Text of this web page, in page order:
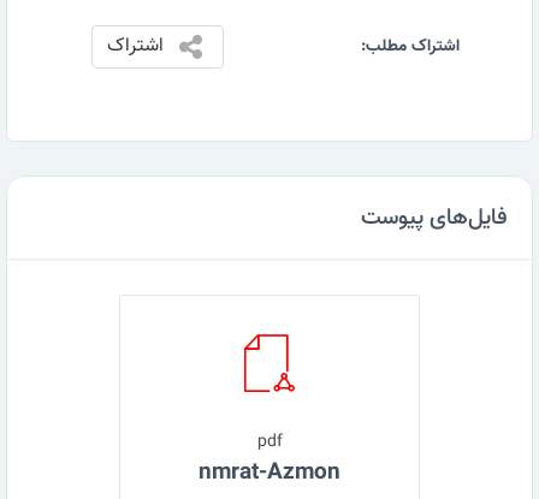
اشتراک مطلب: اشتراک
فایل‌های پیوست
pdf
nmrat-Azmon